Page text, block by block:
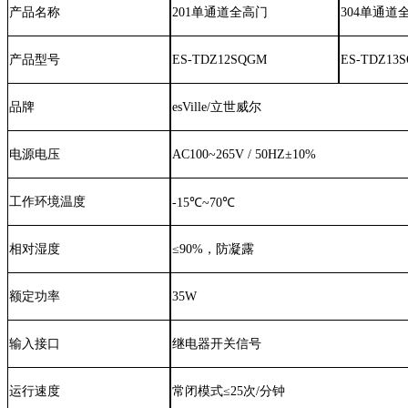
产品名称 201 单通道全高门 304单通道
产品型号 ES-TDZ12SQGM ES-
品牌 esVille/立世威尔
电源电压 AC100~265V / 50HZ±10%
工作环境温度 -1 5℃~70℃
相对湿度 ≤90% ， 防凝露
额定功率 35W
输入 接口 继电器开关信号
运行速度 常闭模式≤25次/分钟